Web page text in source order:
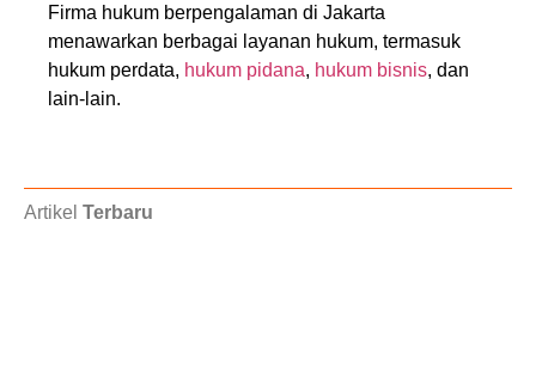
Firma hukum berpengalaman di Jakarta
menawarkan berbagai layanan hukum, termasuk
hukum perdata, hukum pidana, hukum bisnis, dan
lain-lain.
Artikel Terbaru